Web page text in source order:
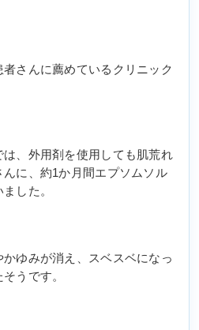
さんに薦めているクリニック
は、外用剤を使用しても肌荒れ
に、約1か月間エプソムソル
した。
ゆみが消え、スベスベになっ
うです。